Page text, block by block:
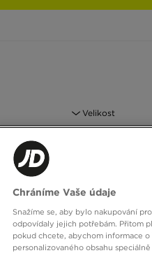
Velikost
Chráníme Vaše údaje
Snažíme se, aby bylo nakupování
odpovídaly jejich potřebám. Přitom
pokud chcete, abychom informace
personalizovaného obsahu